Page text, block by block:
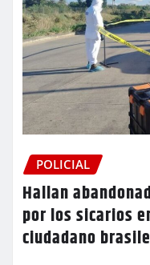
POLICIAL
Hallan
por los sicarios
ciudadano